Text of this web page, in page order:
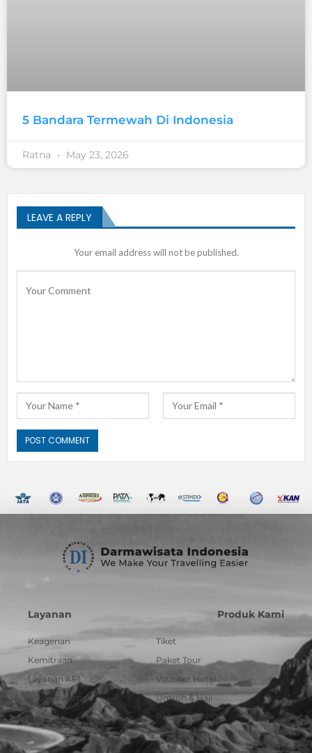
5 Bandara Termewah Di Indonesia
Ratna May 23, 2026
LEAVE A REPLY
Your email address will not be published.
Layanan
Keagenan
Kemitraan
Layanan API
Urus Dokumen
Produk Kami
Tiket
Paket Tour
Voucher Hotel
Umroh & Haji
Pulsa dan PPOB